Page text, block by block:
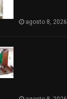
agosto 8, 2026